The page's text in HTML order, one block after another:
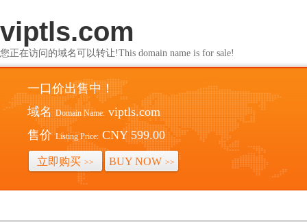
viptls.com
您正在访问的域名可以转让!This domain name is for sale!
一口价出售中！
域名 Domain Name: viptls.com
售价 Listing Price: CNY 599.00
立即购买 >> BUY NOW >>